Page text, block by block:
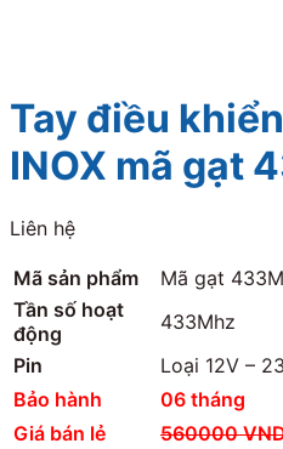
Tay điều
INOX mã gạt
Liên hệ
Mã sản phẩm
Mã gạt
Tần số hoạt
động
433Mhz
Pin
Loại 12V –
Bảo hành
06 tháng
Giá bán lẻ
560000